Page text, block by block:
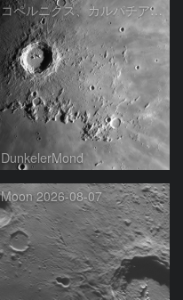
コペルニクス、カルパチア山脈付近
DunkelerMond
Moon 2026-08-07